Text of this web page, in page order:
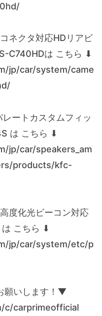
ネクタ対応HDリアビ
C740HDは こちら ⬇
jp/car/system/came
ートカスタムフィッ
は こちら ⬇
jp/car/speakers_am
products/kfc-
度化光ビーコン対応
こちら ⬇
jp/car/system/etc/p
願いします！▼
c/carprimeofficial